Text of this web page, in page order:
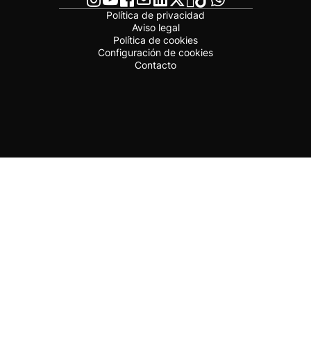
Política de privacidad
Aviso legal
Política de cookies
Configuración de cookies
Contacto